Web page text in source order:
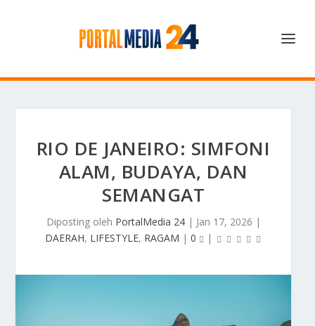
RIO DE JANEIRO: SIMFONI
ALAM, BUDAYA, DAN
SEMANGAT
Diposting oleh PortalMedia 24| Jan 17, 2026 |
DAERAH, LIFESTYLE, RAGAM | 0 |